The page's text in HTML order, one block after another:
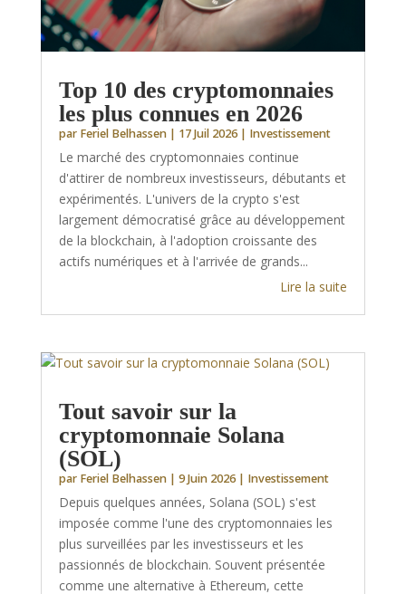
Top 10 des cryptomonnaies
les plus connues en 2026
par Feriel Belhassen| 17 Juil 2026| Investissement
Le marché des cryptomonnaies continue
d'attirer de nombreux investisseurs, débutants et
expérimentés. L'univers de la crypto s'est
largement démocratisé grâce au développement
de la blockchain, à l'adoption croissante des
actifs numériques et à l'arrivée de grands...
Lire la suite
Tout savoir sur la
cryptomonnaie Solana
(SOL)
par Feriel Belhassen| 9 Juin 2026| Investissement
Depuis quelques années, Solana (SOL) s'est
imposée comme l'une des cryptomonnaies les
plus surveillées par les investisseurs et les
passionnés de blockchain. Souvent présentée
comme une alternative à Ethereum, cette